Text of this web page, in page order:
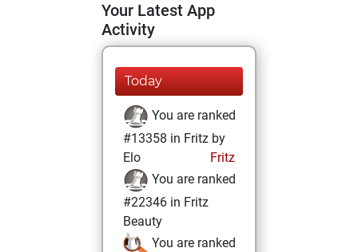
Your Latest App
Activity
Today
You are ranked
#13358 in Fritz by
Elo
Fritz
You are ranked
#22346 in Fritz
Beauty
You are ranked